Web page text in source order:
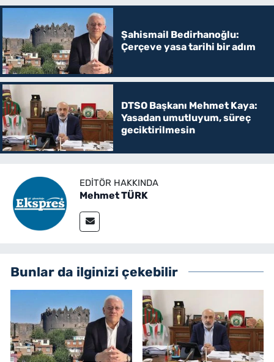
Şahismail Bedirhanoğlu:
Çerçeve yasa tarihi bir adım
DTSO Başkanı Mehmet Kaya:
Yasadan umutluyum, süreç
geciktirilmesin
EDITÖR HAKKINDA
Mehmet TÜRK
Bunlar da ilginizi çekebilir